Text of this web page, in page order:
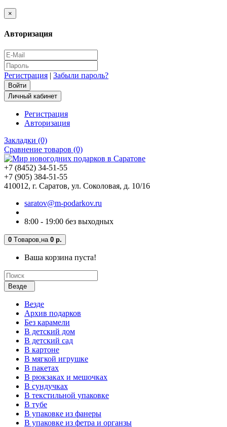
×
Авторизация
Регистрация | Забыли пароль?
Личный кабинет
Регистрация
Авторизация
Закладки (0)
Сравнение товаров (0)
+7 (8452) 34-51-55
+7 (905) 384-51-55
410012, г. Саратов, ул. Соколовая, д. 10/16
saratov@m-podarkov.ru
8:00 - 19:00 без выходных
0 Tоваров, на 0 р.
Ваша корзина пуста!
Везде
Везде
Архив подарков
Без карамели
В детский дом
В детский сад
В картоне
В мягкой игрушке
В пакетах
В рюкзаках и мешочках
В сундучках
В текстильной упаковке
В тубе
В упаковке из фанеры
В упаковке из фетра и органзы